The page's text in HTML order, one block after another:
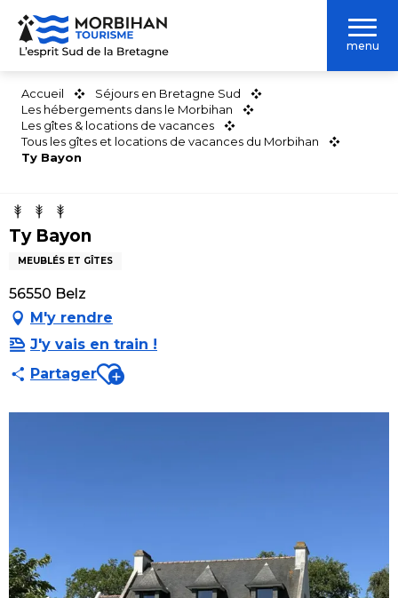
Aller
contenu
menu
Accueil
Séjours en Bretagne Sud
Les hébergements dans le Morbihan
Les gîtes & locations de vacances
Tous les gîtes et locations de vacances du Morbihan
Ty Bayon
Ty Bayon
MEUBLÉS ET GÎTES
56550 Belz
M'y rendre
J'y vais en train !
PartagerAjouter aux favoris